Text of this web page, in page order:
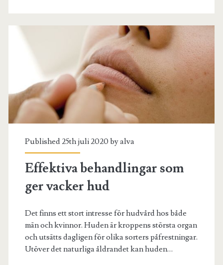
Published 25th juli 2020 byalva
Effektiva behandlingar som
ger vacker hud
Det finns ett stort intresse för hudvård hos både
män och kvinnor. Huden är kroppens största organ
och utsätts dagligen för olika sorters påfrestningar.
Utöver det naturliga åldrandet kan huden…